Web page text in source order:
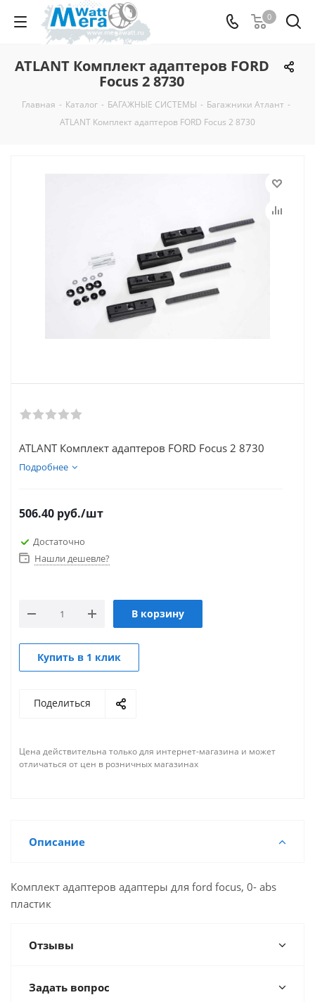
0
ATLANT Комплект адаптеров FORD
Focus 2 8730
Главная - Каталог - БАГАЖНЫЕ СИСТЕМЫ - Багажники Атлант -
ATLANT Комплект адаптеров FORD Focus 2 8730
ATLANT Комплект адаптеров FORD Focus 2 8730
Подробнее
506.40 руб./шт
Достаточно
Нашли дешевле?
В корзину
Купить в 1 клик
Поделиться
Цена действительна только для интернет-магазина и может
отличаться от цен в розничных магазинах
Описание
Комплект адаптеров адаптеры для ford focus, 0- abs
пластик
Отзывы
Задать вопрос